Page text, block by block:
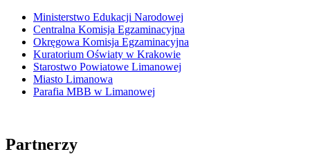
Ministerstwo Edukacji Narodowej
Centralna Komisja Egzaminacyjna
Okręgowa Komisja Egzaminacyjna
Kuratorium Oświaty w Krakowie
Starostwo Powiatowe Limanowej
Miasto Limanowa
Parafia MBB w Limanowej
Partnerzy